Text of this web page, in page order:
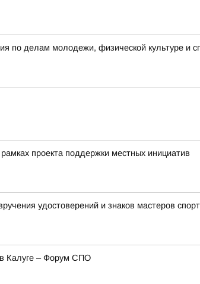
по делам молодежи, физической культуре и
проекта поддержки местных инициатив
удостоверений и знаков мастеров
Калуге – Форум СПО